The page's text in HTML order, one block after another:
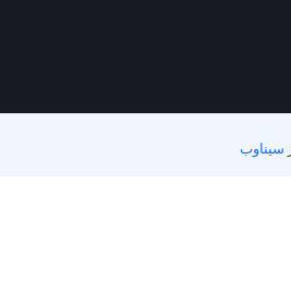
سیناوب